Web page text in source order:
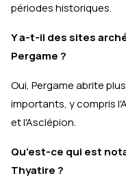
périodes historiques.
Y a-t-il des sites
Pergame ?
Oui, Pergame abrite
importants, y compris
et l'Asclépion.
Qu'est-ce qui est
Thyatire ?